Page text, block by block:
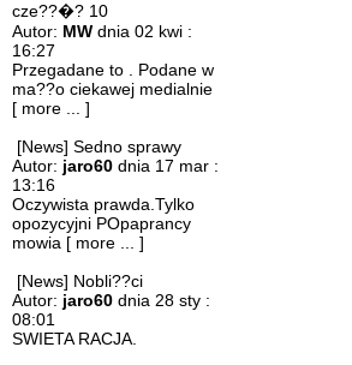
cze??�? 10
Autor: MW dnia 02 kwi :
16:27
Przegadane to . Podane w
ma??o ciekawej medialnie
[ more ... ]
[News] Sedno sprawy
Autor: jaro60 dnia 17 mar :
13:16
Oczywista prawda.Tylko
opozycyjni POpaprancy
mowia [ more ... ]
[News] Nobli??ci
Autor: jaro60 dnia 28 sty :
08:01
SWIETA RACJA.